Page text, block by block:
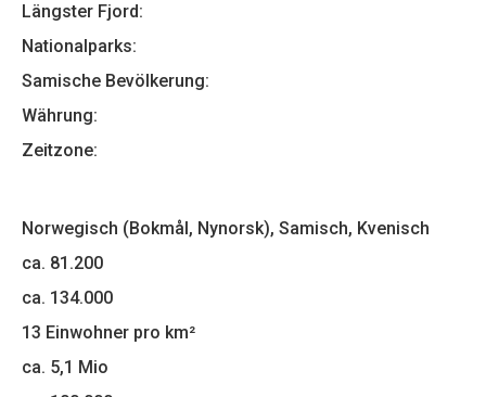
Längster Fjord:
Nationalparks:
Samische Bevölkerung:
Währung:
Zeitzone:
Norwegisch (Bokmål, Nynorsk), Samisch, Kvenisch
ca. 81.200
ca. 134.000
13 Einwohner pro km²
ca. 5,1 Mio